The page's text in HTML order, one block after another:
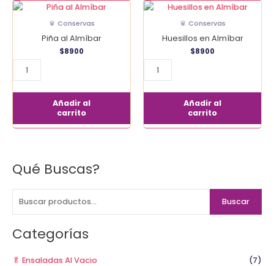
Qué Buscas?
B
c
a
p
Buscar
Categorías
🥬 Ensaladas Al Vacio
(7)
🥫 Conservas
Piña al Almíbar
$8900
Piña
Añadir al
carrito
🥫 Conservas
Huesillos en Almíbar
$8900
Huesillos
Añadir al
carrito